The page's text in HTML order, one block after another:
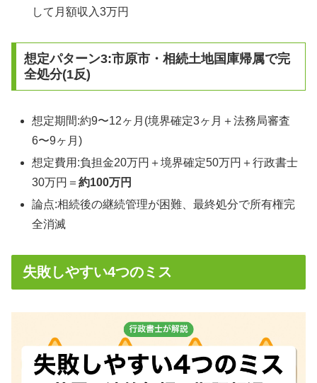
して月額収入3万円
想定パターン3:市原市・相続土地国庫帰属で完
全処分(1反)
想定期間:約9〜12ヶ月(境界確定3ヶ月＋法務局審査
6〜9ヶ月)
想定費用:負担金20万円＋境界確定50万円＋行政書士
30万円＝約100万円
論点:相続後の継続管理が困難、最終処分で所有権完
全消滅
失敗しやすい4つのミス